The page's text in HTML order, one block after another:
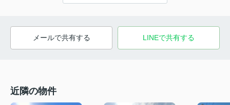
メールで共有する LINEで共有する
近隣の物件